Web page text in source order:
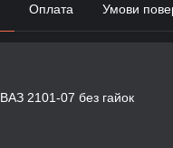
Оплата Умови
2101-07 без гайок